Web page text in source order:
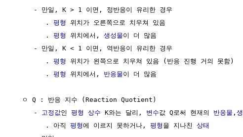
     - 만일, K > 1 이면, 정반응이 유리한 경우
        .
평형
위치가 오른쪽으로 치우쳐 있음
        .
평형 위치에서, 생성물이 더 많음
     - 만일, K < 1 이면, 역반응이 유리한 경우
        .
평형
위치가 왼쪽으로 치우쳐 있음 (반응 진행 거의 못함)
        .
평형 위치에서, 반응물이 더 많음
  ㅇ Q : 반응 지수 (Reaction Quotient)
     -
고정값인 평형 상수 K와는 달리, 변수값 Q로써 현재의 반응물 ,
        . 아직
평형에 이르지 못하거나, 평형 을 지나친 상태